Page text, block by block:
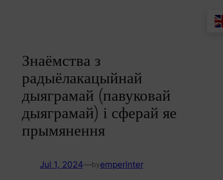
Знаёмства з
радыёлакацыйнай
дыяграмай (павуковай
дыяграмай) і сферай яе
прымянення
Jul 1, 2024—byemperinter